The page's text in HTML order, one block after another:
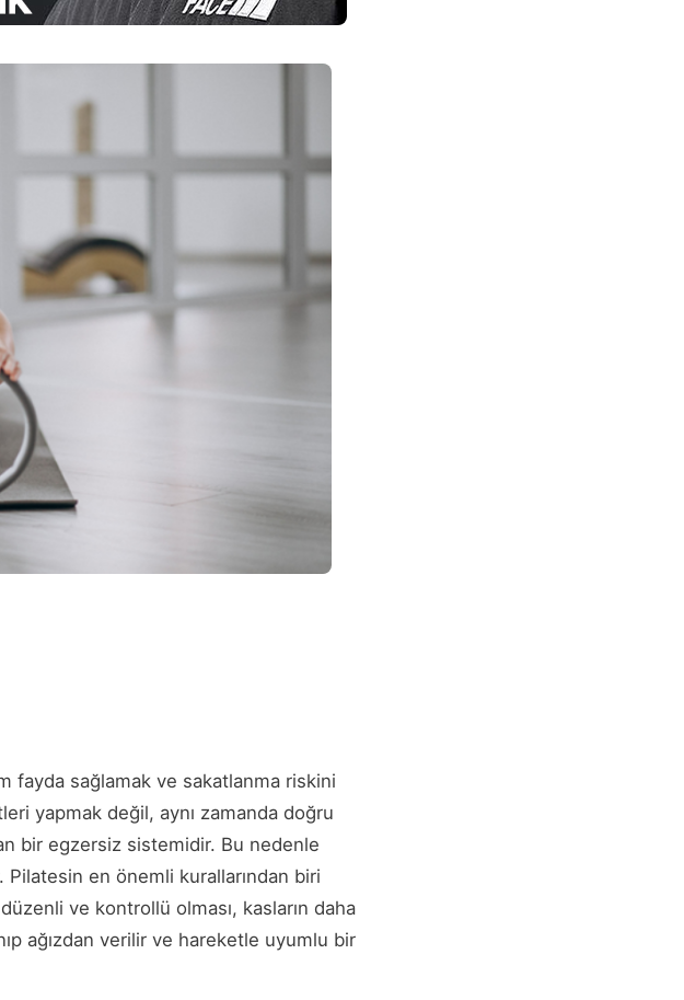
fayda sağlamak ve sakatlanma riskini
yapmak değil, aynı zamanda doğru
bir egzersiz sistemidir. Bu nedenle
en önemli kurallarından biri
ve kontrollü olması, kasların daha
ağızdan verilir ve hareketle uyumlu bir